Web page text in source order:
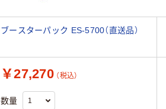
ブースターパック ES-5700（直送品）
￥27,270 （税込）
数量